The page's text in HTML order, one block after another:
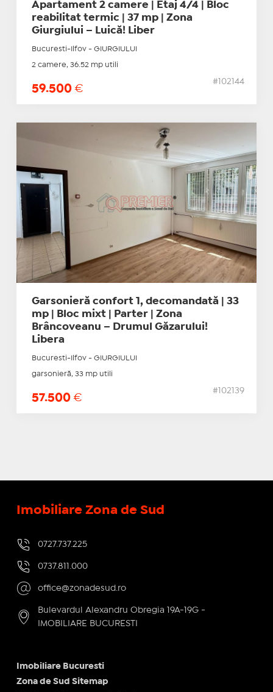
Apartament 2 camere | Etaj 4/4 | Bloc
reabilitat termic | 37 mp | Zona
Giurgiului – Luică! Liber
Bucuresti-Ilfov - GIURGIULUI
2 camere, 36.52 mp utili
59.500 €
#102144
Garsonieră confort 1, decomandată | 33
mp | Bloc mixt | Parter | Zona
Brâncoveanu – Drumul Găzarului!
Libera
Bucuresti-Ilfov - GIURGIULUI
garsonieră, 33 mp utili
57.500 €
#102139
Imobiliare Zona de Sud
0727.737.225
0737.811.000
office@zonadesud.ro
Bulevardul Alexandru Obregia 19A-19G -
IMOBILIARE BUCURESTI
Imobiliare Bucuresti
Zona de Sud Sitemap